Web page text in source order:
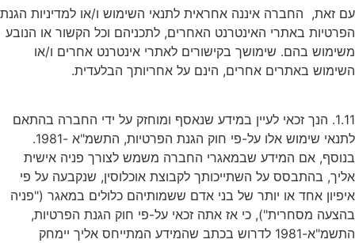
זאת, החברה איננה אחראית לתנאי השימוש ו/או למדיניות הגנת
באתרי האינטרנט האחרים, לתכניהם וכל הקשור או הנובע
בהם. שימושך בקישורים לאתרי אינטרנט אחרים ו/או
באתרים אחרים, הינם על אחריותך הבלעדית.
1.11. הנך זכאי לעיין במידע שנאסף ומוחזק על ידי החברה בהתאם
לתנאי שימוש אלו על-פי חוק הגנת הפרטיות, התשמ"א -1981.
אם המידע שבמאגרי החברה משמש לצורך פניה אישית
בהתבסס על השתייכותך לקבוצת אוכלוסין, שנקבעה על פי
אחד או יותר של בני אדם ששמותיהם כלולים במאגר ("פניה
מסחרית"), כי אז אתה זכאי על-פי חוק הגנת הפרטיות,
התשמ"א-1981 לדרוש בכתב שהמידע המתייחס אליך יימחק